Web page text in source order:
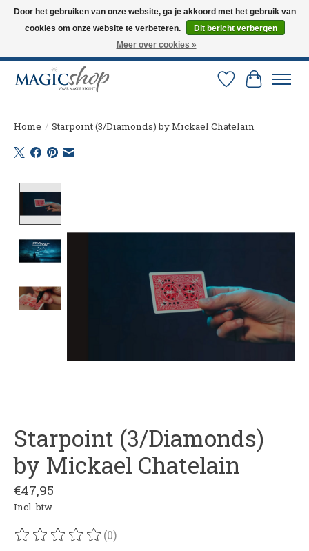
Altijd de nieuwste trucs op voorraad. Snelle verzending via PostNL en DHL.
Langskomen in onze winkel? Bel of mail om een afspraak te maken. 0251-
Verlanglijst
Home / Starpoint (3/Diamonds) by Mickael Chatelain
Starpoint (3/Diamonds)
by Mickael Chatelain
€47,95
Incl. btw
De beoordeling van dit product is
(0)
Door het gebruiken van onze website, ga je akkoord met het gebruik van
cookies om onze website te verbeteren.
Dit bericht verbergen
Meer over cookies »